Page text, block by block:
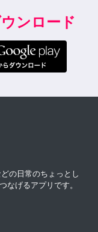
ンロード
の日常のちょっとし
なげるアプリです。